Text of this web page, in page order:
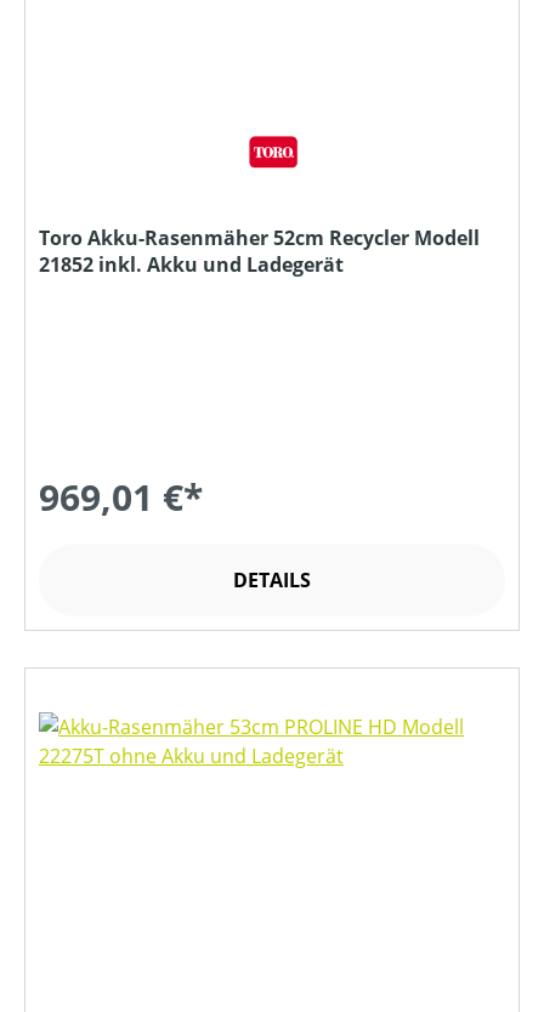
Toro Akku-Rasenmäher 52cm Recycler Modell
21852 inkl. Akku und Ladegerät
969,01 €*
DETAILS